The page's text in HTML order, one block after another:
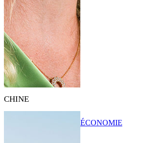
CHINE
ÉCONOMIE